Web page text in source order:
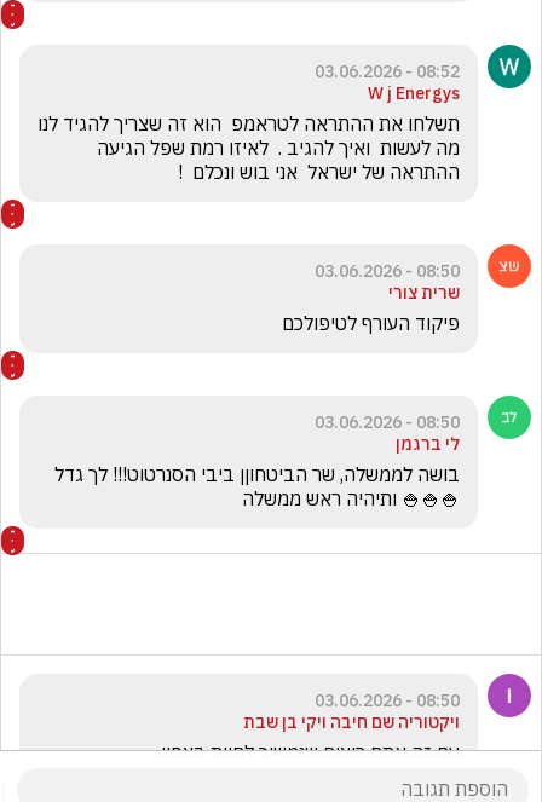
08:52 - 03.06.2026
W j Energys
ההתראה של ישראל  אני בוש ונכלם  !
08:50 - 03.06.2026
שרית צורי
פיקוד העורף לטיפולכם
08:50 - 03.06.2026
לי ברגמן
🍚🍚🍚 ותיהיה ראש ממשלה
08:50 - 03.06.2026
ויקטוריה שם חיבה ויקי בן שבת
עם זה אתם רוצים שנמשיך לחיות בצפון